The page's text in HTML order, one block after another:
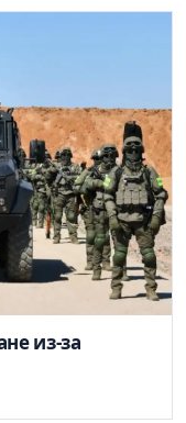
из-за